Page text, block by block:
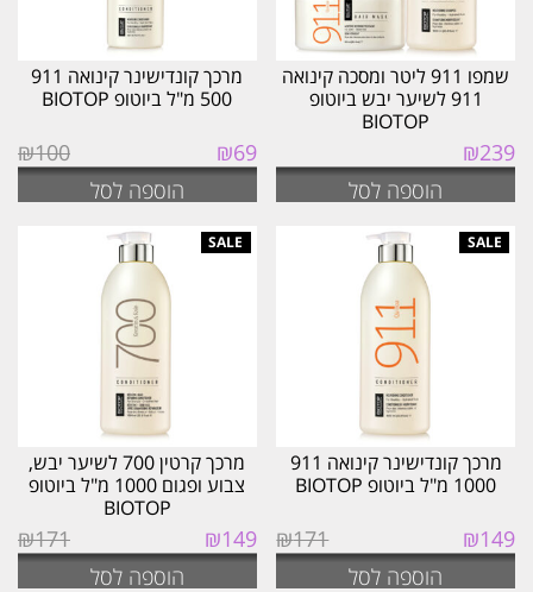
שמפו 911 ליטר ומסכה קינואה
911 לשיער יבש ביוטופ
BIOTOP
₪239
הוספה לסל
מרכך קונדישינר קינואה 911
500 מ"ל ביוטופ BIOTOP
₪100
המחיר
המקורי
₪69
הנוכחי
הוספה לסל
מרכך קונדישינר קינואה 911
1000 מ"ל ביוטופ BIOTOP
₪171
המחיר
המקורי
₪149
הנוכחי
הוא:הוספה לסל
מרכך קרטין 700 לשיער יבש,
צבוע ופגום 1000 מ"ל ביוטופ
BIOTOP
₪171
המחיר
המקורי
₪149
הנוכחי
הוא:הוספה לסל